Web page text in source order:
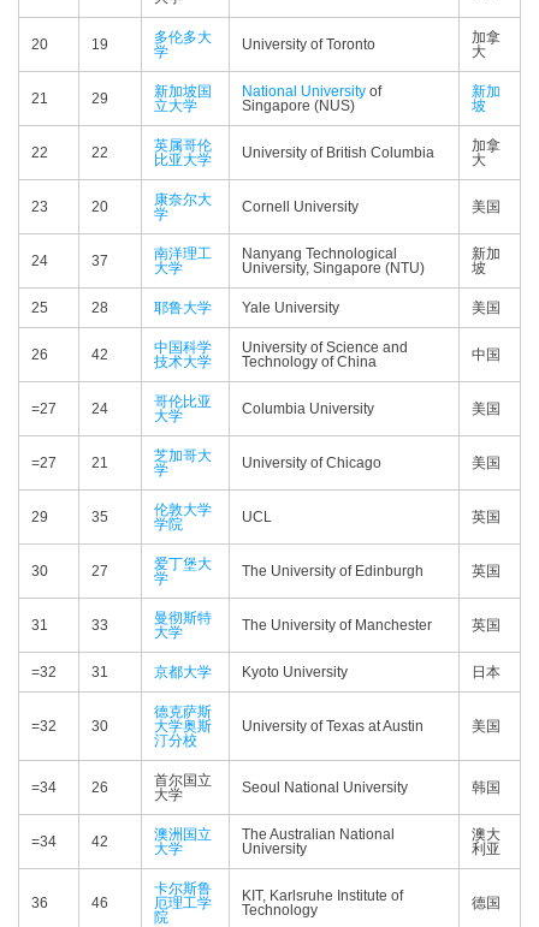
20 19
多伦多大
学
University of Toronto
加拿
大
21 29
新加坡国
立大学
National University of
Singapore (NUS)
新加
坡
22 22
英属哥伦
比亚大学
University of British Columbia
加拿
大
23 20
康奈尔大
学
Cornell University 美国
24 37
南洋理工
大学
Nanyang Technological
University, Singapore (NTU)
新加
坡
25 28 耶鲁大学 Yale University 美国
26 42
中国科学
技术大学
University of Science and
Technology of China
中国
=27 24
哥伦比亚
大学
Columbia University 美国
=27 21
芝加哥大
学
University of Chicago 美国
29 35
伦敦大学
学院
UCL 英国
30 27
爱丁堡大
学
The University of Edinburgh 英国
31 33
曼彻斯特
大学
The University of Manchester 英国
=32 31 京都大学 Kyoto University 日本
=32 30
德克萨斯
大学奥斯
汀分校
University of Texas at Austin 美国
=34 26
首尔国立
大学
Seoul National University 韩国
=34 42
澳洲国立
大学
The Australian National
University
澳大
利亚
36 46
卡尔斯鲁
厄理工学
院
KIT, Karlsruhe Institute of
Technology
德国